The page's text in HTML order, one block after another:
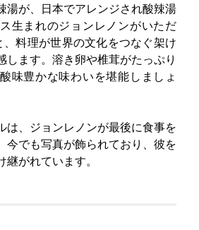
湯が、日本でアレンジされ酸辣湯
生まれのジョンレノンがいただ
料理が世界の文化をつなぐ架け
します。溶き卵や椎茸がたっぷり
味豊かな味わいを堪能しましょ
は、ジョンレノンが最後に食事を
今でも写真が飾られており、彼を
がれています。